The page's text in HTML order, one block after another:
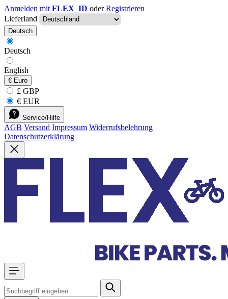
Anmelden mit FLEX_ID oder Registrieren
Lieferland
Deutsch
Deutsch
English
€ Euro
£ GBP
€ EUR
Service/Hilfe
AGB Versand Impressum Widerrufsbelehrung
Datenschutzerklärung